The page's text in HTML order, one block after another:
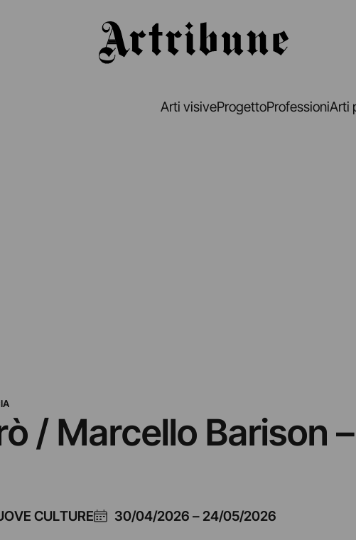
Arti visiveProgettoProfessioniArti
/ Marcello Barison
CULTURE 30/04/2026 – 24/05/2026